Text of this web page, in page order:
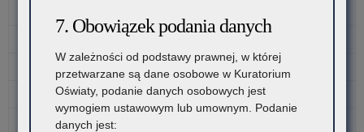
5
13 14 15
18 19 20 21
25
7. Obowiązek podania danych
W zależności od podstawy prawnej, w której
przetwarzane są dane osobowe w Kuratorium
Oświaty, podanie danych osobowych jest
wymogiem ustawowym lub umownym. Podanie
danych jest: